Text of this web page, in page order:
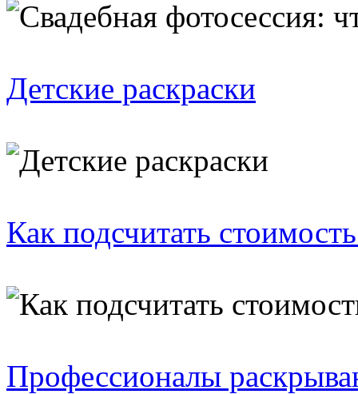
Детские раскраски
Как подсчитать
Профессионалы